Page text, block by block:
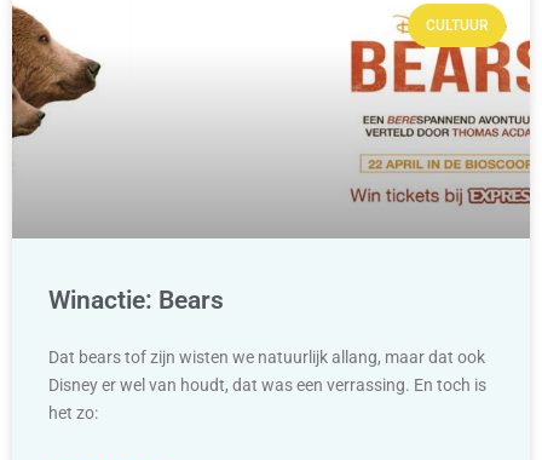
CULTUUR
Winactie: Bears
Dat bears tof zijn wisten we natuurlijk allang, maar dat ook
Disney er wel van houdt, dat was een verrassing. En toch is
het zo: